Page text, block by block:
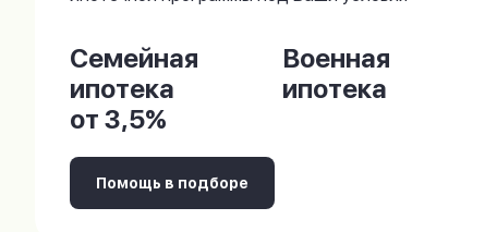
Семейная
ипотека
от 3,5%
Военная
ипотека
Помощь в подборе